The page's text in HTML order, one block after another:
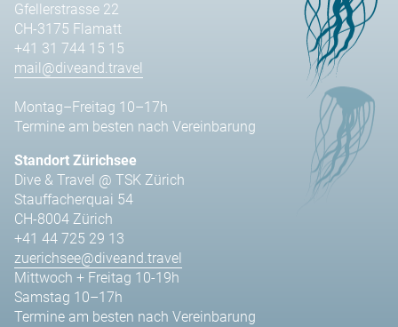
Gfellerstrasse 22
CH-3175 Flamatt
+41 31 744 15 15
mail@diveand.travel
Montag–Freitag 10–17h
Termine am besten nach Vereinbarung
Standort Zürichsee
Dive & Travel @ TSK Zürich
Stauffacherquai 54
CH-8004 Zürich
+41 44 725 29 13
zuerichsee@diveand.travel
Mittwoch + Freitag 10-19h
Samstag 10–17h
Termine am besten nach Vereinbarung